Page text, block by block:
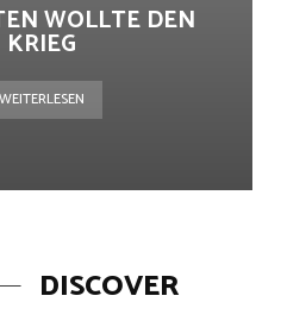
WOLLTE DEN
KRIEG
WEITERLESEN
DISCOVER